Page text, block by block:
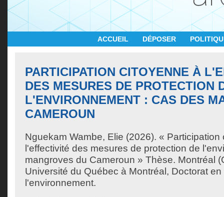
ACCUEIL DÉPOSER
PARTICIPATION CITOYENNE À
DES MESURES DE PROTECTION
L'ENVIRONNEMENT : CAS DES
CAMEROUN
Nguekam Wambe, Elie (2026). « Participation
l'effectivité des mesures de protection de
mangroves du Cameroun » Thèse. Montréal
Université du Québec à Montréal, Doctorat
l'environnement.